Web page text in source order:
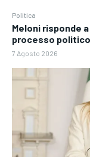
Politica
Meloni risponde
processo
7 Agosto 2026